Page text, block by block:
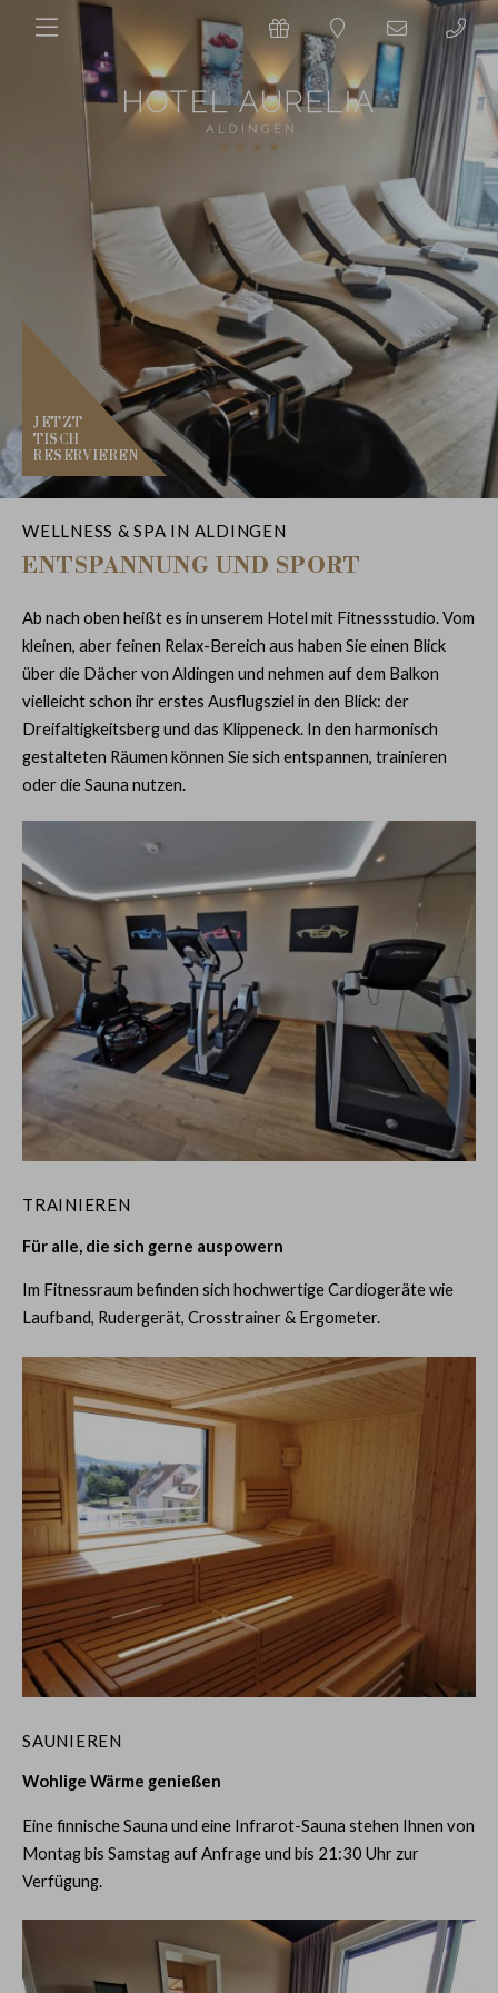
JETZT
TISCH
RESERVIEREN
WELLNESS & SPA IN ALDINGEN
ENTSPANNUNG UND SPORT
Ab nach oben heißt es in unserem Hotel mit Fitnessstudio. Vom
kleinen, aber feinen Relax-Bereich aus haben Sie einen Blick
über die Dächer von Aldingen und nehmen auf dem Balkon
vielleicht schon ihr erstes Ausflugsziel in den Blick: der
Dreifaltigkeitsberg und das Klippeneck. In den harmonisch
gestalteten Räumen können Sie sich entspannen, trainieren
oder die Sauna nutzen.
TRAINIEREN
Für alle, die sich gerne auspowern
Im Fitnessraum befinden sich hochwertige Cardiogeräte wie
Laufband, Rudergerät, Crosstrainer & Ergometer.
SAUNIEREN
Wohlige Wärme genießen
Eine finnische Sauna und eine Infrarot-Sauna stehen Ihnen von
Montag bis Samstag auf Anfrage und bis 21:30 Uhr zur
Verfügung.